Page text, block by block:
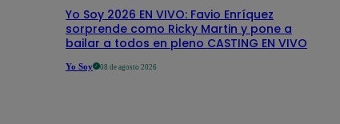
Yo Soy 2026 EN VIVO: Favio Enríquez
sorprende como Ricky Martin y pone a
bailar a todos en pleno CASTING EN VIVO
Yo Soy 08 de agosto 2026